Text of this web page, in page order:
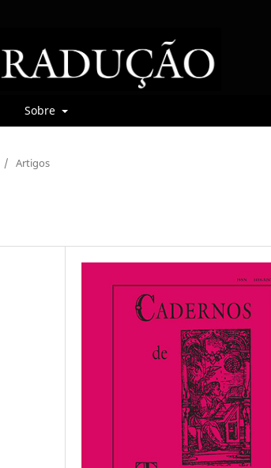
Sobre
/ Artigos